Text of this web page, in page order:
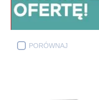
PORÓWNAJ